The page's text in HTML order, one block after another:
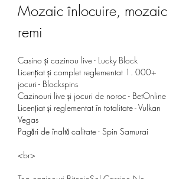
Mozaic înlocuire, mozaic
remi
Casino și cazinou live - Lucky Block
Licențiat și complet reglementat 1. 000+
jocuri - Blockspins
Cazinouri live și jocuri de noroc - BetOnline
Licențiat și reglementat în totalitate - Vulkan
Vegas
Pagări de înaltă calitate - Spin Samurai
<br>